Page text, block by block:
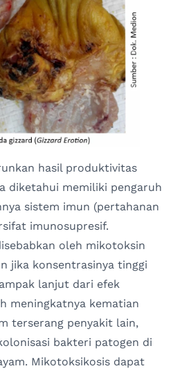
hasil produktivitas
diketahui memiliki pengaruh
sistem imun (pertahanan
imunosupresif.
oleh mikotoksin
jika konsentrasinya tinggi
lanjut dari efek
meningkatnya kematian
terserang penyakit lain,
bakteri patogen di
Mikotoksikosis dapat